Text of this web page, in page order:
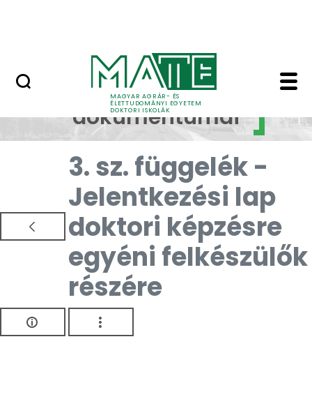
MAGYAR AGRÁR- ÉS
ÉLETTUDOMÁNYI EGYETEM
DOKTORI ISKOLÁK
Dokumentumok -
Doktori képzés
dokumentumai
3. sz. függelék -
Jelentkezési lap
doktori képzésre
egyéni felkészülők
részére